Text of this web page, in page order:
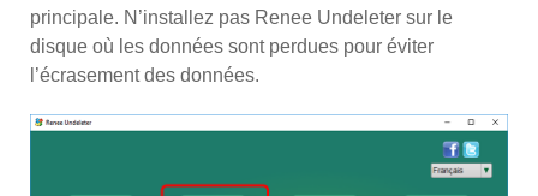
principale. N’installez pas Renee Undeleter sur le
disque où les données sont perdues pour éviter
l’écrasement des données.